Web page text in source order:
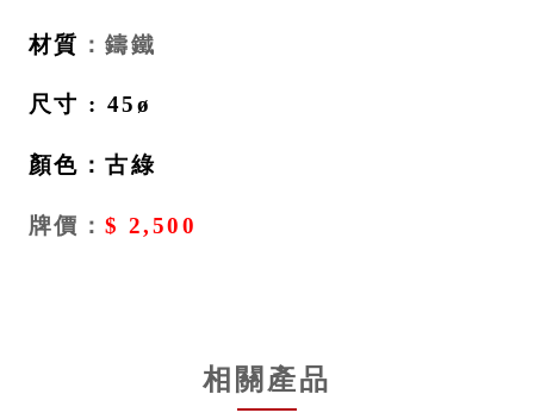
材質 ：鑄鐵
尺寸 : 45ø
顏色：古綠
牌價：$ 2,500
相關產品